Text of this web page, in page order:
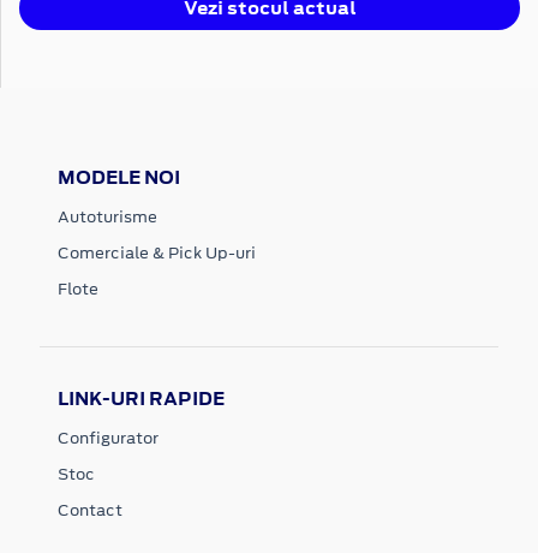
Vezi stocul actual
MODELE NOI
Autoturisme
Comerciale & Pick Up-uri
Flote
LINK-URI RAPIDE
Configurator
Stoc
Contact